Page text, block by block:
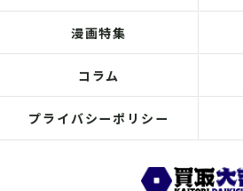
漫画特集
コラム
プライバシーポリシー